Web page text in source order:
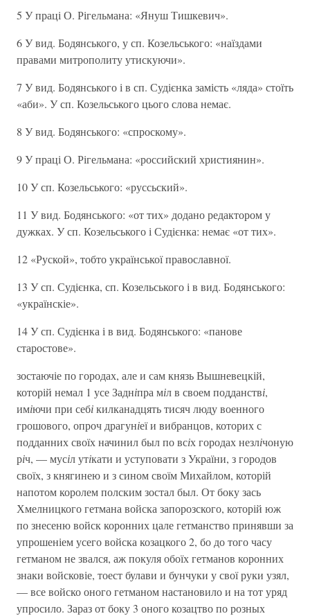
5 У праці О. Рігельмана: «Януш Тишкевич».
6 У вид. Бодянського, у сп. Козельського: «наїздами
правами митрополиту утискуючи».
7 У вид. Бодянського і в сп. Судієнка замість «ляда» стоїть
«аби». У сп. Козельського цього слова немає.
8 У вид. Бодянського: «спроскому».
9 У праці О. Рігельмана: «российский християнин».
10 У сп. Козельського: «руссьский».
11 У вид. Бодянського: «от тих» додано редактором у
дужках. У сп. Козельського і Судієнка: немає «от тих».
12 «Руской», тобто української православної.
13 У сп. Судієнка, сп. Козельського і в вид. Бодянського:
«українскіе».
14 У сп. Судієнка і в вид. Бодянського: «панове
старостове».
зостаючіе по городах, але и сам князь Вышневецкій,
которій немал 1 усе Задніпра міл в своем подданстві,
иміючи при себікилканадцять тисяч люду военного
грошового, опроч драгуніеї и вибранцов, которих с
подданних своїх начинил был по всіх городах незлічоную
річ, — мусіл утікати и уступовати з України, з городов
своїх, з княгинею и з сином своїм Михайлом, которій
напотом королем полским зостал был. От боку зась
Хмелницкого гетмана войска запорозского, которій юж
по знесеню войск коронних цале гетманство принявши за
упрошеніем усего войска козацкого 2, бо до того часу
гетманом не звался, аж покуля обоїх гетманов коронних
знаки войсковіе, тоест булави и бунчуки у свої руки узял,
— все войско оного гетманом настановило и на тот уряд
упросило. Зараз от боку 3 оного козацтво по розных